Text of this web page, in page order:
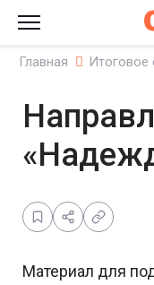
Главная Итоговое
Материал для